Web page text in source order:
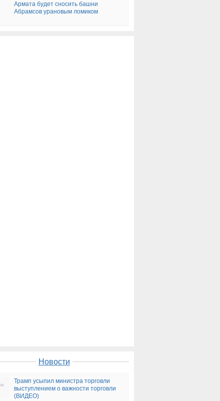
Армата будет сносить башни
Абрамсов урановым ломиком
Новости
Трамп усыпил министра торговли
выступлением о важности торговли
(ВИДЕО)